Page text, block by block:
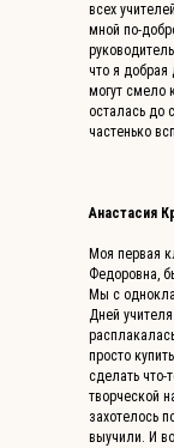
всех
мной по-
что я добрая
могут смело
осталась до
частенько
Анастасия
Моя первая
Федоровна,
Мы с
Дней
просто
сделать что-
творческой
захотелось
выучили. И